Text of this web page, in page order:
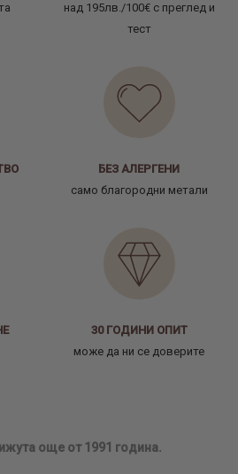
над 195лв./100€ с преглед и
тест
БЕЗ АЛЕРГЕНИ
само благородни метали
30 ГОДИНИ ОПИТ
може да ни се доверите
още от 1991 година.